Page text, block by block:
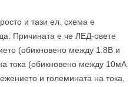
и тази ел. схема е
Причината е че ЛЕД-овете
(обикновено между 1.8В и
тока (обикновено между 10мА
и големината на тока,